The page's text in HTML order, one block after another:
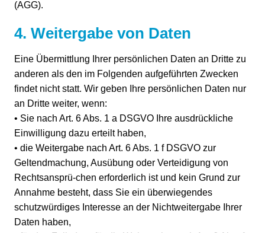
(AGG).
4. Weitergabe von Daten
Eine Übermittlung Ihrer persönlichen Daten an Dritte zu
anderen als den im Folgenden aufgeführten Zwecken
findet nicht statt. Wir geben Ihre persönlichen Daten nur
an Dritte weiter, wenn:
• Sie nach Art. 6 Abs. 1 a DSGVO Ihre ausdrückliche
Einwilligung dazu erteilt haben,
• die Weitergabe nach Art. 6 Abs. 1 f DSGVO zur
Geltendmachung, Ausübung oder Verteidigung von
Rechtsansprü-chen erforderlich ist und kein Grund zur
Annahme besteht, dass Sie ein überwiegendes
schutzwürdiges Interesse an der Nichtweitergabe Ihrer
Daten haben,